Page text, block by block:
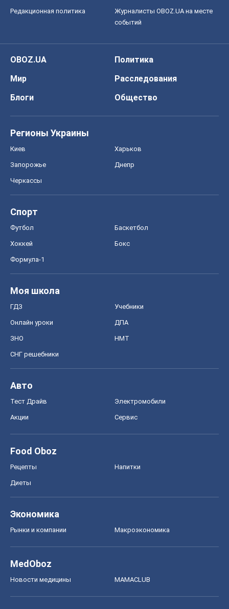
Редакционная политика
Журналисты OBOZ.UA на месте
событий
OBOZ.UA
Политика
Мир
Расследования
Блоги
Общество
Регионы Украины
Киев Харьков
Запорожье Днепр
Черкассы
Спорт
Футбол Баскетбол
Хоккей Бокс
Формула-1
Моя школа
ГДЗ Учебники
Онлайн уроки ДПА
ЗНО НМТ
СНГ решебники
Авто
Тест Драйв Электромобили
Акции Сервис
Food Oboz
Рецепты Напитки
Диеты
Экономика
Рынки и компании Mакроэкономика
MedOboz
Новости медицины MAMACLUB